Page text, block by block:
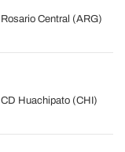
Rosario Central (ARG)
CD Huachipato (CHI)